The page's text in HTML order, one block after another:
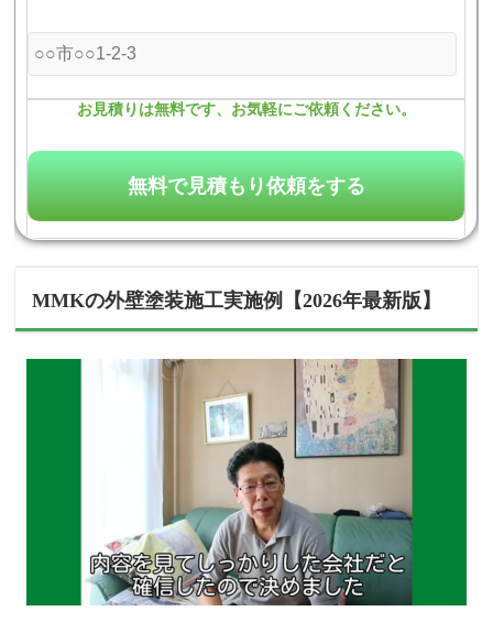
お見積りは無料です、お気軽にご依頼ください。
MMKの外壁塗装施工実施例【2026年最新版】